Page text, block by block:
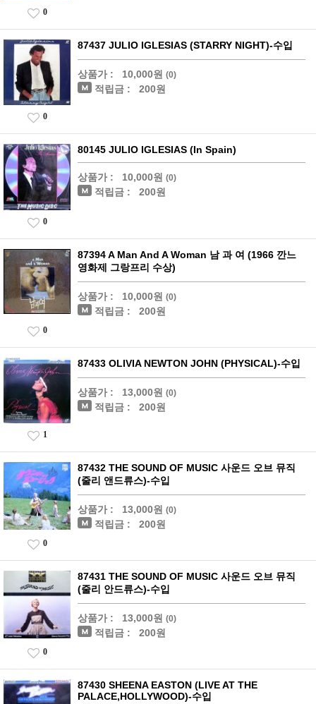
0
87437 JULIO IGLESIAS (STARRY NIGHT)-수입
상품가 : 10,000원 (0)
적립금 : 200원
0
80145 JULIO IGLESIAS (In Spain)
상품가 : 10,000원 (0)
적립금 : 200원
0
87394 A Man And A Woman 남 과 여 (1966 깐느
영화제 그랑프리 수상)
상품가 : 10,000원 (0)
적립금 : 200원
0
87433 OLIVIA NEWTON JOHN (PHYSICAL)-수입
상품가 : 13,000원 (0)
적립금 : 200원
1
87432 THE SOUND OF MUSIC 사운드 오브 뮤직
(줄리 앤드류스)-수입
상품가 : 13,000원 (0)
적립금 : 200원
0
87431 THE SOUND OF MUSIC 사운드 오브 뮤직
(줄리 안드류스)-수입
상품가 : 13,000원 (0)
적립금 : 200원
0
87430 SHEENA EASTON (LIVE AT THE
PALACE,HOLLYWOOD)-수입